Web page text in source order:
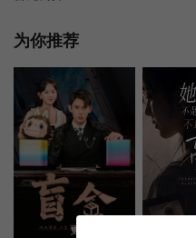
为你推荐
更新至12集